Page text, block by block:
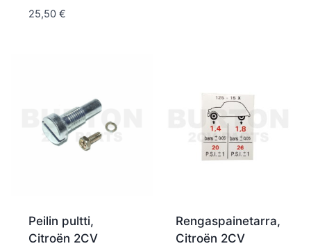
25,50 €
Peilin pultti,
Citroën 2CV
Rengaspainetarra,
Citroën 2CV